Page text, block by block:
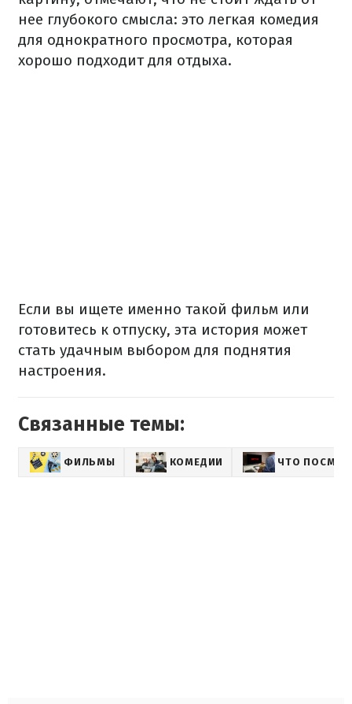
нее глубокого смысла: это легкая комедия
для однократного просмотра, которая
хорошо подходит для отдыха.
Если вы ищете именно такой фильм или
готовитесь к отпуску, эта история может
стать удачным выбором для поднятия
настроения.
Связанные темы:
ФИЛЬМЫ КОМЕДИИ ЧТО